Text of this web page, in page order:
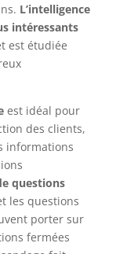
L’intelligence
intéressants
est étudiée
est idéal pour
des clients,
informations
questions
les questions
porter sur
fermées